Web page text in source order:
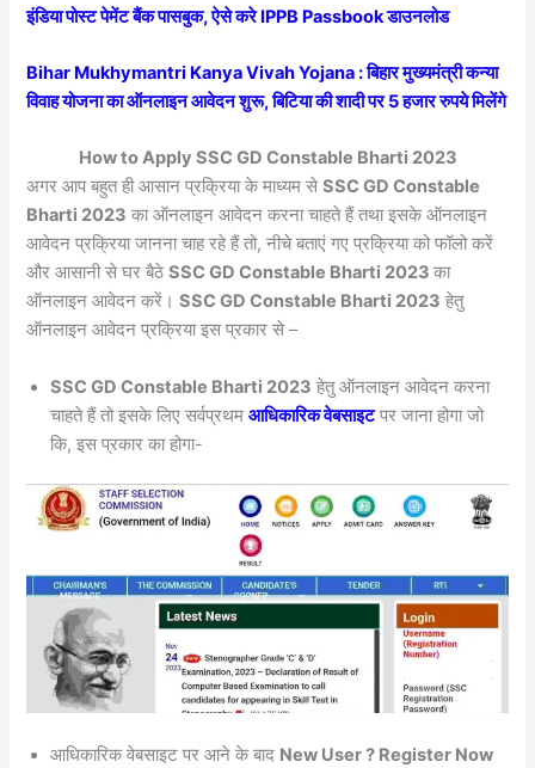
इंडिया पोस्ट पेमेंट बैंक पासबुक, ऐसे करे IPPB Passbook डाउनलोड
Bihar Mukhymantri Kanya Vivah Yojana : बिहार मुख्यमंत्री कन्या
विवाह योजना का ऑनलाइन आवेदन शुरू, बिटिया की शादी पर 5 हजार रुपये मिलेंगे
How to Apply SSC GD Constable Bharti 2023
अगर आप बहुत ही आसान प्रक्रिया के माध्यम सेSSC GD Constable
Bharti 2023 का ऑनलाइन आवेदन करना चाहते हैं तथा इसके ऑनलाइन
आवेदन प्रक्रिया जानना चाह रहे हैं तो, नीचे बताएं गए प्रक्रिया को फॉलो करें
और आसानी से घर बैठेSSC GD Constable Bharti 2023का
ऑनलाइन आवेदन करें।SSC GD Constable Bharti 2023 हेतु
ऑनलाइन आवेदन प्रक्रिया इस प्रकार से –
SSC GD Constable Bharti 2023 हेतु ऑनलाइन आवेदन करना
चाहते हैं तो इसके लिए सर्वप्रथमआधिकारिक वेबसाइटपर जाना होगा जो
कि, इस प्रकार का होगा-
आधिकारिक वेबसाइट पर आने के बाद New User ? Register Now